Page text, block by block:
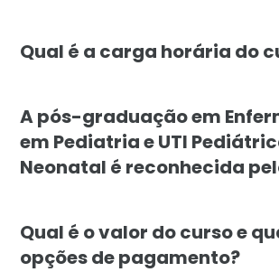
Qual é a carga horária do
A pós-graduação em
em Pediatria e UTI
Neonatal é reconhecida
Qual é o valor do curso e
opções de pagamento?